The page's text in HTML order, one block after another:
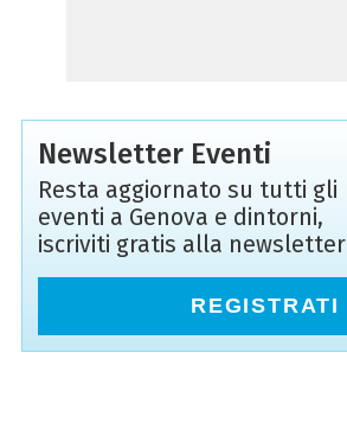
Newsletter Eventi
Resta aggiornato su tutti gli
eventi a Genova e dintorni,
iscriviti gratis alla newsletter
REGISTRATI